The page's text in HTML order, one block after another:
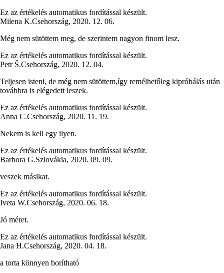
Ez az értékelés automatikus fordítással készült.
Milena K.Csehország, 2020. 12. 06.
Még nem sütöttem meg, de szerintem nagyon finom lesz.
Ez az értékelés automatikus fordítással készült.
Petr Š.Csehország, 2020. 12. 04.
Teljesen isteni, de még nem sütöttem,így remélhetőleg kipróbálás után
továbbra is elégedett leszek.
Ez az értékelés automatikus fordítással készült.
Anna C.Csehország, 2020. 11. 19.
Nekem is kell egy ilyen.
Ez az értékelés automatikus fordítással készült.
Barbora G.Szlovákia, 2020. 09. 09.
veszek másikat.
Ez az értékelés automatikus fordítással készült.
Iveta W.Csehország, 2020. 06. 18.
Jó méret.
Ez az értékelés automatikus fordítással készült.
Jana H.Csehország, 2020. 04. 18.
a torta könnyen borítható